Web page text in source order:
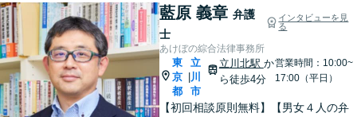
藍原 義章 弁護
士
インタビューを見
る
あけぼの綜合法律事務所
東
京
都
立
川
市
立川北駅 か
ら徒歩4分
営業時間：10:00~
17:00（平日）
【初回相談原則無料】【男女４人の弁